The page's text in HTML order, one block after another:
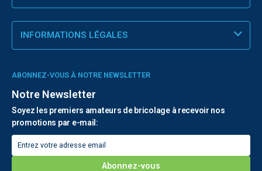
INFORMATIONS LÉGALES
ABONNEZ-VOUS À NOTRE NEWSLETTER
Notre Newsletter
Soyez les premiers amateurs de bricolage à recevoir nos
promotions par e-mail: